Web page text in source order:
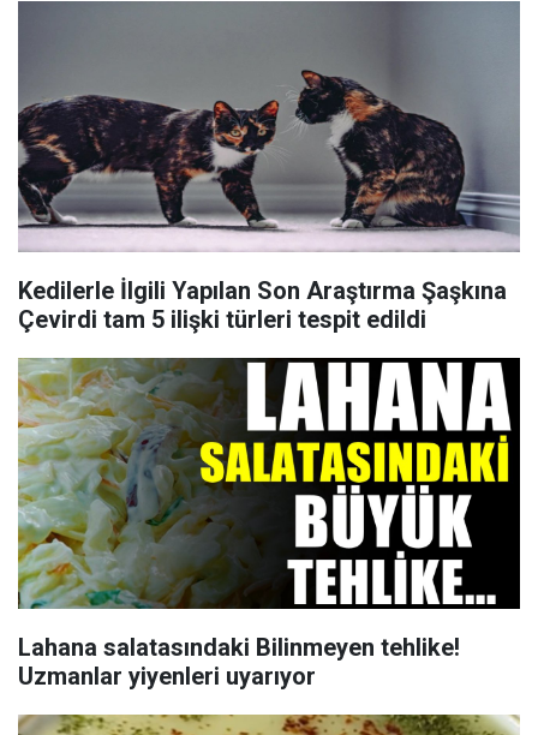
Kedilerle İlgili Yapılan Son Araştırma Şaşkına
Çevirdi tam 5 ilişki türleri tespit edildi
Lahana salatasındaki Bilinmeyen tehlike!
Uzmanlar yiyenleri uyarıyor